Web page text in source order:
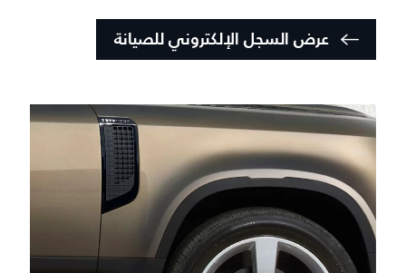
عرض السجل الإلكتروني للصيانة